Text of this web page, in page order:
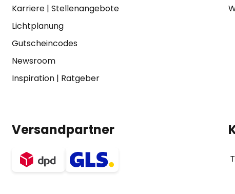
Karriere| Stellenangebote
Lichtplanung
Gutscheincodes
Newsroom
Inspiration| Ratgeber
Versandpartner